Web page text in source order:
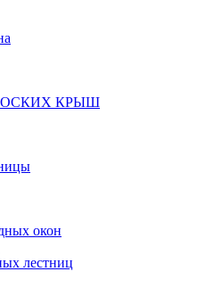
КРЫШ
окон
лестниц